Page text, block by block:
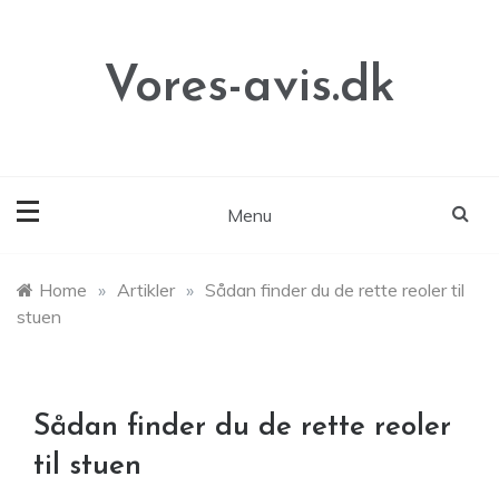
Vores-avis.dk
Menu
Home » Artikler » Sådan finder du de rette reoler til
stuen
Sådan finder du de rette reoler
til stuen